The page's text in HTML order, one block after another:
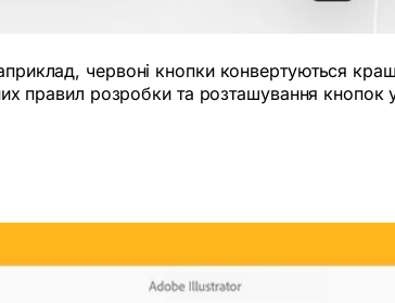
червоні кнопки конвертуються
правил розробки та розташування